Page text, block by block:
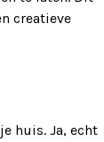
creatieve
huis. Ja, echt